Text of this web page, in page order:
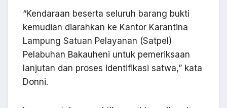
“Kendaraan beserta seluruh barang bukti
kemudian diarahkan ke Kantor Karantina
Lampung Satuan Pelayanan (Satpel)
Pelabuhan Bakauheni untuk pemeriksaan
lanjutan dan proses identifikasi satwa,” kata
Donni.